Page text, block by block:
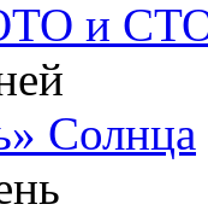
и
Солнца